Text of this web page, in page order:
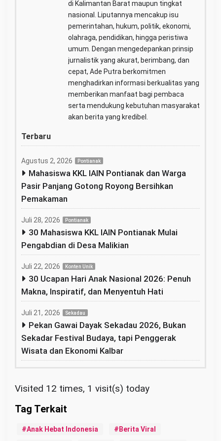
di Kalimantan Barat maupun tingkat
nasional. Liputannya mencakup isu
pemerintahan, hukum, politik, ekonomi,
olahraga, pendidikan, hingga peristiwa
umum. Dengan mengedepankan prinsip
jurnalistik yang akurat, berimbang, dan
cepat, Ade Putra berkomitmen
menghadirkan informasi berkualitas yang
memberikan manfaat bagi pembaca
serta mendukung kebutuhan masyarakat
akan berita yang kredibel.
Terbaru
Agustus 2, 2026 Pontianak
Mahasiswa KKL IAIN Pontianak dan Warga
Pasir Panjang Gotong Royong Bersihkan
Pemakaman
Juli 28, 2026 Pontianak
30 Mahasiswa KKL IAIN Pontianak Mulai
Pengabdian di Desa Malikian
Juli 22, 2026 Konten Unik
30 Ucapan Hari Anak Nasional 2026: Penuh
Makna, Inspiratif, dan Menyentuh Hati
Juli 21, 2026 Sekadau
Pekan Gawai Dayak Sekadau 2026, Bukan
Sekadar Festival Budaya, tapi Penggerak
Wisata dan Ekonomi Kalbar
Visited 12 times, 1 visit(s) today
Anak Hebat Indonesia Berita Viral